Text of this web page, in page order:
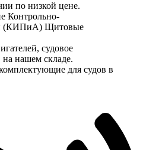
по низкой цене.
Контрольно-
(КИПиА) Щитовые
судовое
нашем складе.
для судов в